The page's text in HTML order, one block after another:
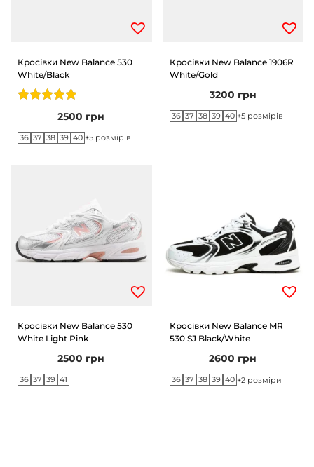
Кросівки New Balance 530
White/Black
2500 грн
36 37 38 39 40 +5 розмірів
Кросівки New Balance 1906R
White/Gold
3200 грн
36 37 38 39 40 +5 розмірів
Кросівки New Balance 530
White Light Pink
2500 грн
36 37 39 41
Кросівки New Balance MR
530 SJ Black/White
2600 грн
36 37 38 39 40 +2 розміри